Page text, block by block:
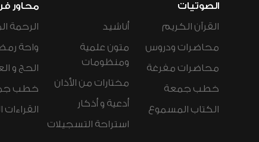
الصوتيات
القرآن الكريم
محاضرات ودروس
محاضرات مفرغة
خطب جمعة
الكتاب المسموع
أناشيد
متون علمية
ومنظومات
مختارات من الأذان
أدعية و أذكار
استراحة التسجيلات
محاور
الرحمة
واحة
الحج و
خطب
القراءات